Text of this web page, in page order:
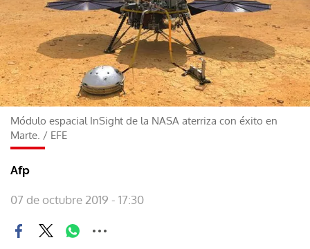
Módulo espacial InSight de la NASA aterriza con éxito en
Marte. / EFE
Afp
07 de octubre 2019 - 17:30